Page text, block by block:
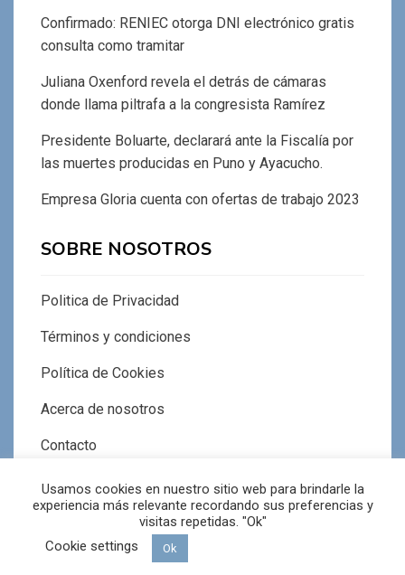
Confirmado: RENIEC otorga DNI electrónico gratis
consulta como tramitar
Juliana Oxenford revela el detrás de cámaras
donde llama piltrafa a la congresista Ramírez
Presidente Boluarte, declarará ante la Fiscalía por
las muertes producidas en Puno y Ayacucho.
Empresa Gloria cuenta con ofertas de trabajo 2023
SOBRE NOSOTROS
Politica de Privacidad
Términos y condiciones
Política de Cookies
Acerca de nosotros
Contacto
© Copyright 2026 –
Usamos cookies en nuestro sitio web para brindarle la
experiencia más relevante recordando sus preferencias y
visitas repetidas. "Ok"
Cookie settings
Ok